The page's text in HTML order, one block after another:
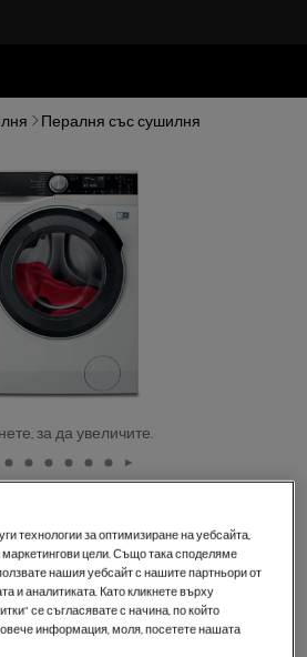
Пералня със сушилня
за да увеличите.
сушилня 8000
11 kg
WIFI
технологии за оптимизиране на уебсайта,
маркетингови цели. Също така споделяме
нашия уебсайт с нашите партньори от
и аналитиката. Като кликнете върху
се съгласявате с начина, по който
информация, моля, посетете нашата